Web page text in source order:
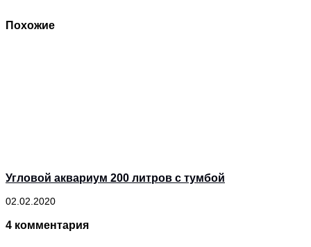
Похожие
Угловой аквариум 200 литров с тумбой
02.02.2020
4 комментария